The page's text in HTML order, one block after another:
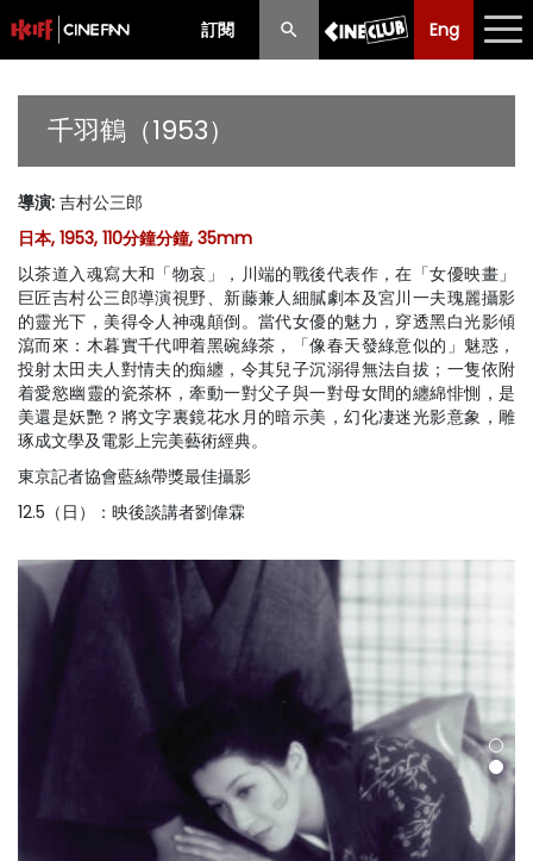
訂閱 Eng
Eng 中文
節目
購票須知
優惠計劃
前期節目
千羽鶴（1953）
導演: 吉村公三郎
日本, 1953, 110分鐘分鐘, 35mm
以茶道入魂寫大和「物哀」，川端的戰後代表作，在「女優映畫」
巨匠吉村公三郎導演視野、新藤兼人細膩劇本及宮川一夫瑰麗攝影
的靈光下，美得令人神魂顛倒。當代女優的魅力，穿透黑白光影傾
瀉而來：木暮實千代呷着黑碗綠茶，「像春天發綠意似的」魅惑，
投射太田夫人對情夫的痴纏，令其兒子沉溺得無法自拔；一隻依附
着愛慾幽靈的瓷茶杯，牽動一對父子與一對母女間的纏綿悱惻，是
美還是妖艷？將文字裏鏡花水月的暗示美，幻化凄迷光影意象，雕
琢成文學及電影上完美藝術經典。
東京記者協會藍絲帶獎最佳攝影
12.5（日）：映後談講者劉偉霖